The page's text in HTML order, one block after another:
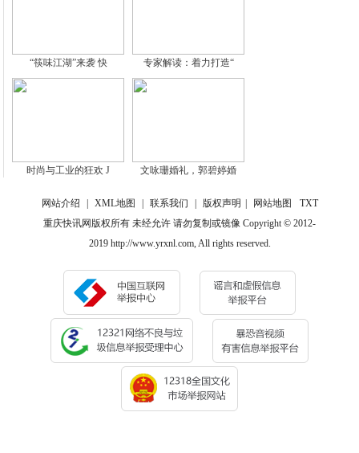
“筷味江湖”来袭 快 专家解读：着力打造“
时尚与工业的狂欢 J 文咏珊婚礼，郭碧婷婚
网站介绍 | XML地图 | 联系我们 | 版权声明 | 网站地图
TXT
重庆快讯网版权所有 未经允许 请勿复制或镜像 Copyright © 2012-
2019 http://www.yrxnl.com, All rights reserved.